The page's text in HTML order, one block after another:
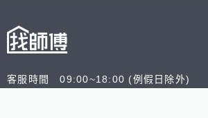
客服時間 09:00~18:00 (例假日除外)